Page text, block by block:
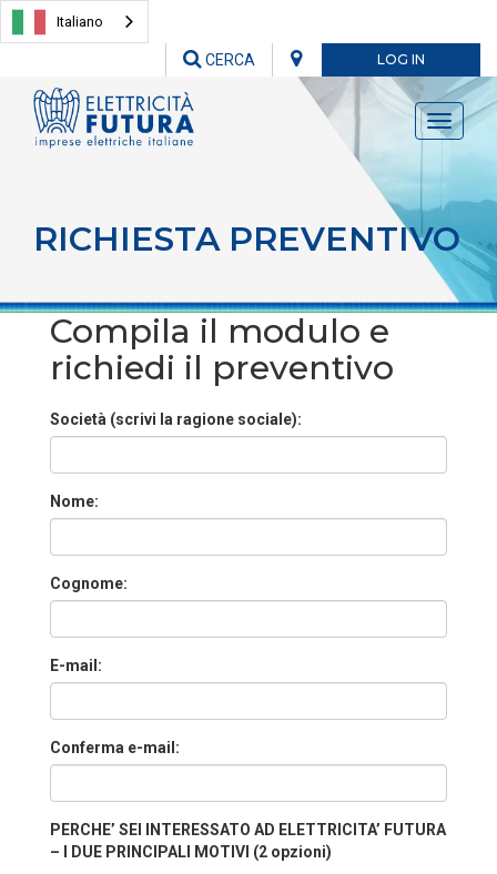
Italiano
LOG IN
CERCA
Toggle
RICHIESTA PREVENTIVO
Compila il modulo e
richiedi il preventivo
Società (scrivi la ragione sociale):
Nome:
Cognome:
E-mail:
Conferma e-mail:
PERCHE’ SEI INTERESSATO AD ELETTRICITA’ FUTURA
– I DUE PRINCIPALI MOTIVI (2 opzioni)